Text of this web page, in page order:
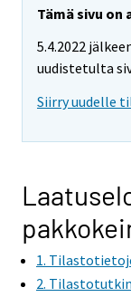
Tämä sivu
5.4.2022
uudistetulta
Siirry uudelle
1.
2.